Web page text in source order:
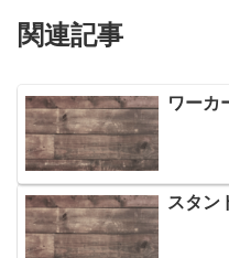
関連記事
ワーカ
スタン